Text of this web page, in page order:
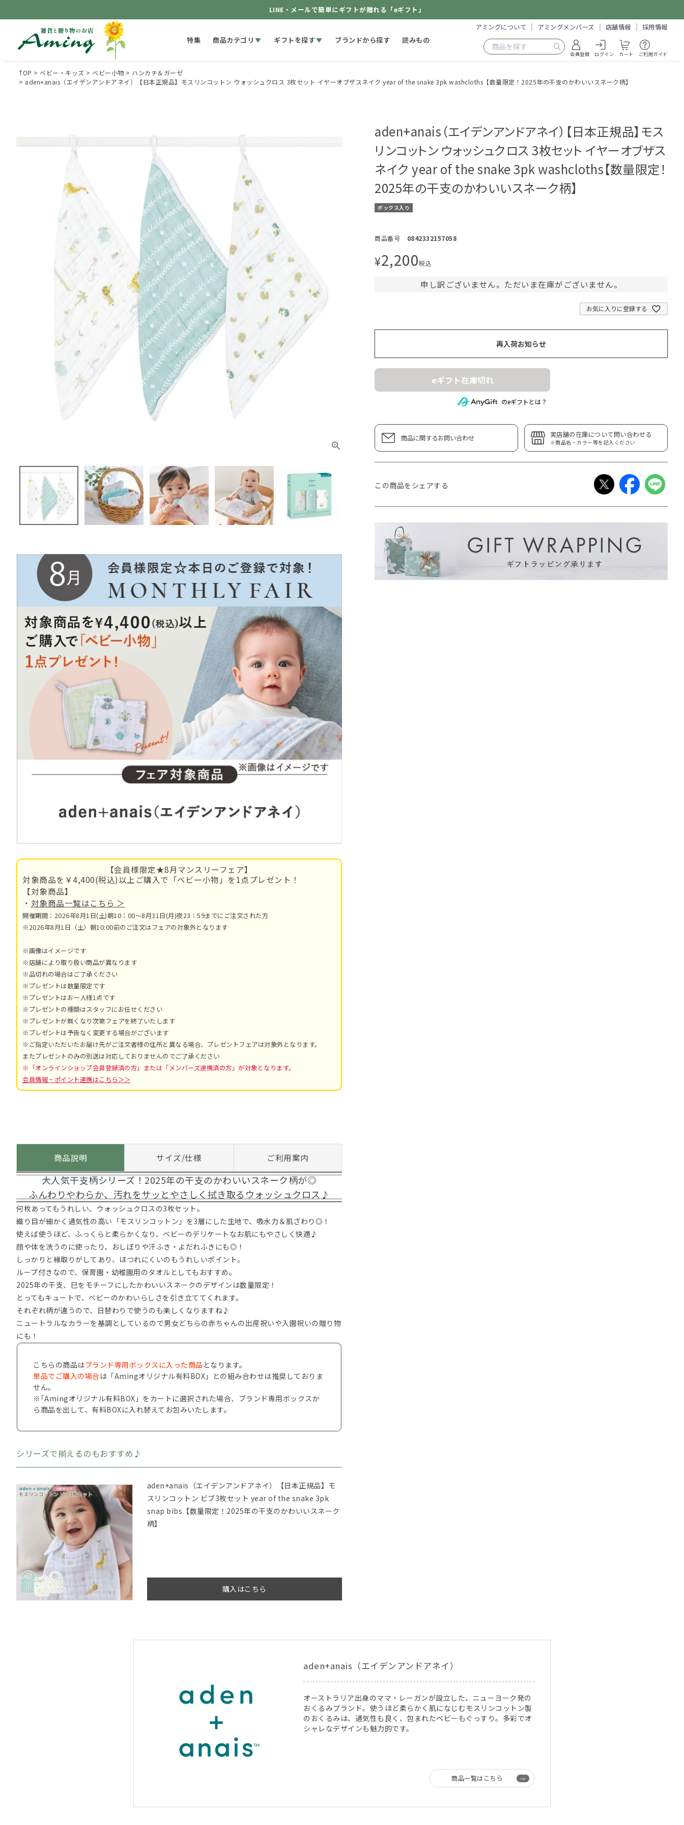
LINE・メールで簡単にギフトが贈れる「eギフト」
特集 商品カテゴリ ギフトを探す ブランドから探す 読みもの
アミングについて アミングメンバーズ 店舗情報 採用情報
会員登録 ログイン カート ご利用ガイド
TOP ベビー・キッズ ベビー小物
ハンカチ＆ガーゼ
aden+anais（エイデンアンドアネイ）【日本正規品】モスリンコットン ウォッシュクロス 3枚セット イヤーオブザスネイク year of the snake 3pk washcloths【数量限定！2025年の干支のかわいいスネーク柄】
【会員様限定★8月マンスリーフェア】
対象商品を￥4,400(税込)以上ご購入で「ベビー小物」を1点プレゼント！
【対象商品】
・ 対象商品一覧はこちら ＞
開催期間：2026年8月1日(土)朝10：00～8月31日(月)夜23：59までにご注文された方
※2026年8月1日（土）朝10:00前のご注文はフェアの対象外となります
※画像はイメージです
※店舗により取り扱い商品が異なります
※品切れの場合はご了承ください
※プレゼントは数量限定です
※プレゼントはお一人様1点です
※プレゼントの種類はスタッフにお任せください
※プレゼントが無くなり次第フェアを終了いたします
※プレゼントは予告なく変更する場合がございます
※ご指定いただいたお届け先がご注文者様の住所と異なる場合、プレゼントフェアは対象外となります。
またプレゼントのみの別送は対応しておりませんのでご了承ください
※「オンラインショップ会員登録済の方」または「メンバーズ連携済の方」が対象となります。
会員情報・ポイント連携はこちら＞＞
商品説明 サイズ/仕様 ご利用案内
大人気干支柄シリーズ！2025年の干支のかわいいスネーク柄が◎
ふんわりやわらか、汚れをサッとやさしく拭き取るウォッシュクロス♪
何枚あってもうれしい、ウォッシュクロスの3枚セット。
織り目が細かく通気性の高い「モスリンコットン」を3層にした生地で、吸水力＆肌ざわり◎！
使えば使うほど、ふっくらと柔らかくなり、ベビーのデリケートなお肌にもやさしく快適♪
顔や体を洗うのに使ったり、おしぼりや汗ふき・よだれふきにも◎！
しっかりと縁取りがしてあり、ほつれにくいのもうれしいポイント。
ループ付きなので、保育園・幼稚園用のタオルとしてもおすすめ。
2025年の干支、巳をモチーフにしたかわいいスネークのデザインは数量限定！
とってもキュートで、ベビーのかわいらしさを引き立ててくれます。
それぞれ柄が違うので、日替わりで使うのも楽しくなりますね♪
ニュートラルなカラーを基調としているので男女どちらの赤ちゃんの出産祝いや入園祝いの贈り物
にも！
こちらの商品はブランド専用ボックスに入った商品 となります。
単品でご購入の場合は「Amingオリジナル有料BOX」との組み合わせは推奨しておりま
せん。
※｢Amingオリジナル有料BOX」をカートに選択された場合、ブランド専用ボックスか
ら商品を出して、有料BOXに入れ替えてお包みいたします。
シリーズで揃えるのもおすすめ♪
aden+anais（エイデンアンドアネイ）【日本正規品】モ
スリンコットン ビブ3枚セット year of the snake 3pk
snap bibs【数量限定！2025年の干支のかわいいスネーク
柄】
購入はこちら
aden+anais（エイデンアンドアネイ）【日本正規品】モス
リンコットン ウォッシュクロス 3枚セット イヤーオブザス
ネイク year of the snake 3pk washcloths【数量限定！
2025年の干支のかわいいスネーク柄】
ボックス入り
商品番号 0842332157058
¥2,200税込
申し訳ございません。ただいま在庫がございません。
お気に入りに登録する
再入荷お知らせ
eギフト在庫切れ
のeギフトとは？
商品に関するお問い合わせ 実店舗の在庫について問い合わせる
※商品名・カラー等を記入ください
この商品をシェアする
aden+anais（エイデンアンドアネイ）
オーストラリア出身のママ・レーガンが設立した、ニューヨーク発の
おくるみブランド。使うほど柔らかく肌になじむモスリンコットン製
のおくるみは、通気性も良く、包まれたベビーもぐっすり。多彩でオ
シャレなデザインも魅力的です。
商品一覧はこちら